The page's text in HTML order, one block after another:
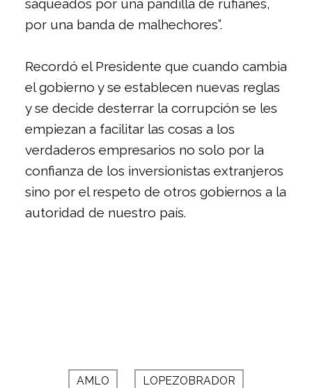
saqueados por una pandilla de rufianes,
por una banda de malhechores”.
Recordó el Presidente que cuando cambia
el gobierno y se establecen nuevas reglas
y se decide desterrar la corrupción se les
empiezan a facilitar las cosas a los
verdaderos empresarios no solo por la
confianza de los inversionistas extranjeros
sino por el respeto de otros gobiernos a la
autoridad de nuestro país.
AMLO LOPEZOBRADOR